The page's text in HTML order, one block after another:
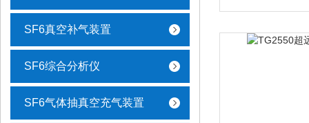
SF6真空补气装置
SF6综合分析仪
SF6气体抽真空充气装置